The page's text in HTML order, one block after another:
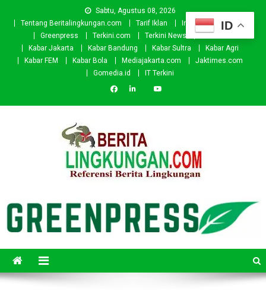
Sabtu, Agustus 08, 2026
Tentang Beritalingkungan.com
Tarif Iklan Investor
Donasi
Greenpress
Terkini.com Terkini News
Kabar.id
Kabar Jakarta
Kabar Bandung Kabar Sultra
Kabar Agri
Kabar FEM
Kabar Bola Mediajakarta.com
Jaktimes.com
Gomedia.id
IT Terkini
ID